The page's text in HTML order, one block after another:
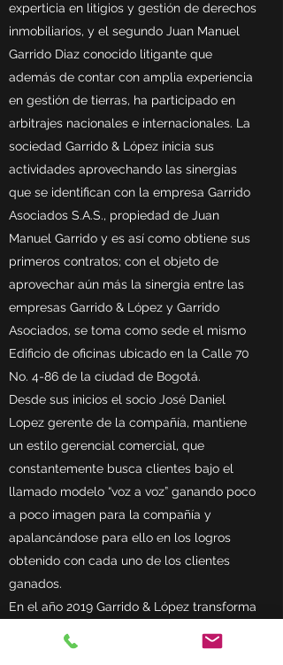
experticia en litigios y gestión de derechos
inmobiliarios, y el segundo Juan Manuel
Garrido Diaz conocido litigante que
además de contar con amplia experiencia
en gestión de tierras, ha participado en
arbitrajes nacionales e internacionales. La
sociedad Garrido & López inicia sus
actividades aprovechando las sinergias
que se identifican con la empresa Garrido
Asociados S.A.S., propiedad de Juan
Manuel Garrido y es así como obtiene sus
primeros contratos; con el objeto de
aprovechar aún más la sinergia entre las
empresas Garrido & López y Garrido
Asociados, se toma como sede el mismo
Edificio de oficinas ubicado en la Calle 70
No. 4-86 de la ciudad de Bogotá.
Desde sus inicios el socio José Daniel
Lopez gerente de la compañía, mantiene
un estilo gerencial comercial, que
constantemente busca clientes bajo el
llamado modelo “voz a voz” ganando poco
a poco imagen para la compañía y
apalancándose para ello en los logros
obtenido con cada uno de los clientes
ganados.
En el año 2019 Garrido & López transforma
S.A.S y recompone su participación con